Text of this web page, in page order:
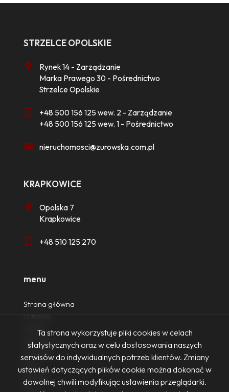
STRZELCE OPOLSKIE
Rynek 14 - Zarządzanie
Marka Prawego 30 - Pośrednictwo
Strzelce Opolskie
+48 500 156 125 wew. 2 - Zarządzanie
+48 500 156 125 wew. 1 - Pośrednictwo
nieruchomosci@zurowska.com.pl
KRAPKOWICE
Opolska 7
Krapkowice
+48 510 125 270
menu
Strona główna
Oferty
Zgłoszenia
Ulubione
Blog
Kontakt
Ta strona wykorzystuje pliki cookies w celach
statystycznych oraz w celu dostosowania naszych
serwisów do indywidualnych potrzeb klientów. Zmiany
ustawień dotyczących plików cookie można dokonać w
dowolnej chwili modyfikując ustawienia przeglądarki.